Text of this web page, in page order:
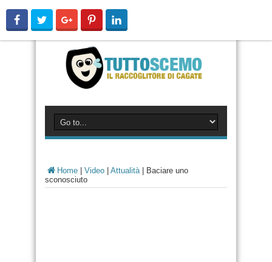
Home Video Attualità|
Baciare uno
sconosciuto